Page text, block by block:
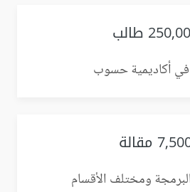
أكاديمية حسوب
ومختلف الأقسام